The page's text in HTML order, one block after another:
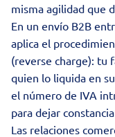
misma agilidad que
En un envío B2B
aplica el
(reverse charge): tu
quien lo liquida en
el número de IVA
para dejar
Las relaciones